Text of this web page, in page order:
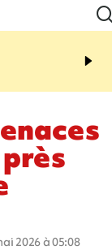
de coups,
2026 à 05:08